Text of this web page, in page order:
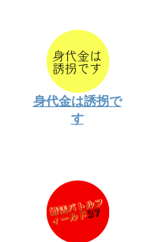
身代金は誘拐で
す